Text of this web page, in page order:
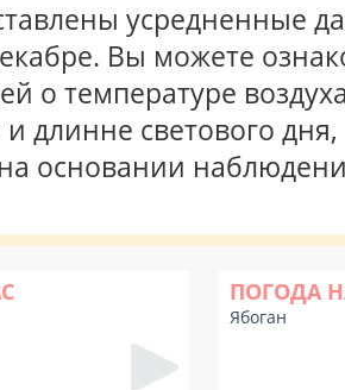
усредненные
Вы можете
о температуре
и длинне светового
основании
ПОГОДА
Ябоган